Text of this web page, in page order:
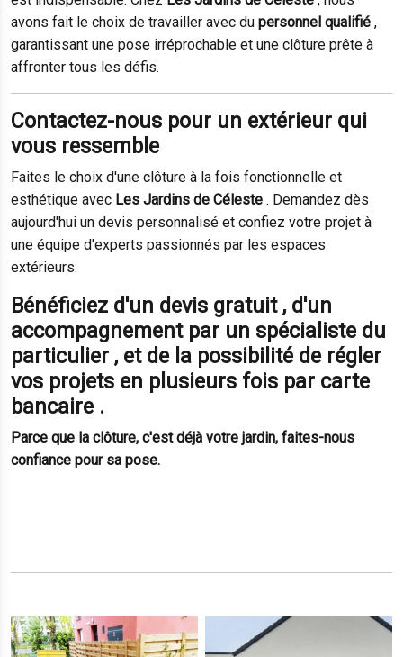
avons fait le choix de travailler avec du personnel qualifié ,
garantissant une pose irréprochable et une clôture prête à
affronter tous les défis.
Contactez-nous pour un extérieur qui
vous ressemble
Faites le choix d'une clôture à la fois fonctionnelle et
esthétique avec Les Jardins de Céleste . Demandez dès
aujourd'hui un devis personnalisé et confiez votre projet à
une équipe d'experts passionnés par les espaces
extérieurs.
Bénéficiez d'un devis gratuit , d'un
accompagnement par un spécialiste du
particulier , et de la possibilité de régler
vos projets en plusieurs fois par carte
bancaire .
Parce que la clôture, c'est déjà votre jardin, faites-nous
confiance pour sa pose.